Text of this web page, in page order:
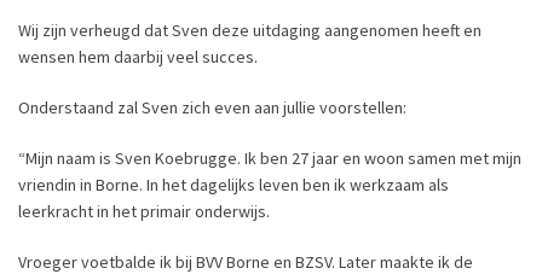
Wij zijn verheugd dat Sven deze uitdaging aangenomen heeft en
wensen hem daarbij veel succes.
Onderstaand zal Sven zich even aan jullie voorstellen:
“Mijn naam is Sven Koebrugge. Ik ben 27 jaar en woon samen met mijn
vriendin in Borne. In het dagelijks leven ben ik werkzaam als
leerkracht in het primair onderwijs.
Vroeger voetbalde ik bij BVV Borne en BZSV. Later maakte ik de